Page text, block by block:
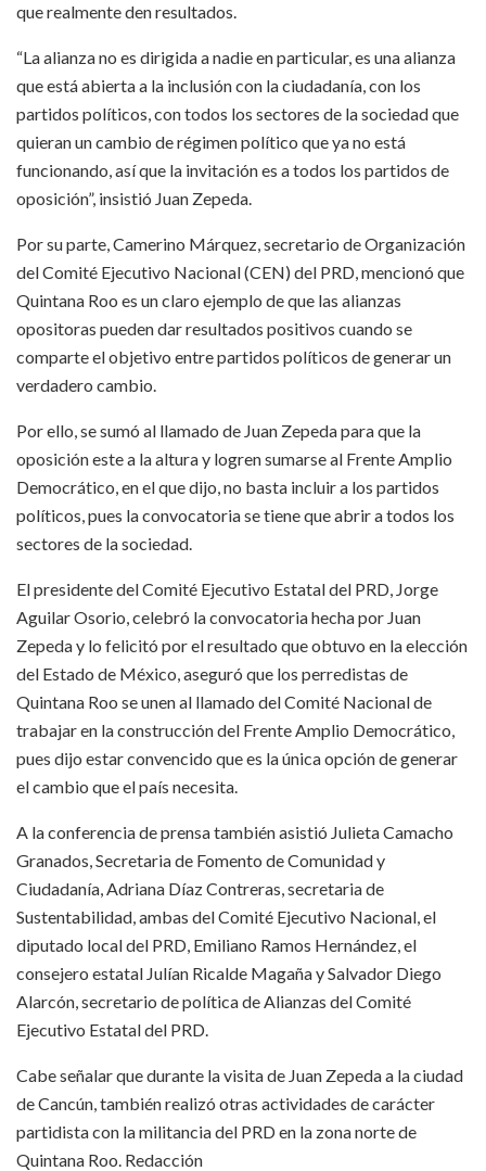
que realmente den resultados.
“La alianza no es dirigida a nadie en particular, es una alianza
que está abierta a la inclusión con la ciudadanía, con los
partidos políticos, con todos los sectores de la sociedad que
quieran un cambio de régimen político que ya no está
funcionando, así que la invitación es a todos los partidos de
oposición”, insistió Juan Zepeda.
Por su parte, Camerino Márquez, secretario de Organización
del Comité Ejecutivo Nacional (CEN) del PRD, mencionó que
Quintana Roo es un claro ejemplo de que las alianzas
opositoras pueden dar resultados positivos cuando se
comparte el objetivo entre partidos políticos de generar un
verdadero cambio.
Por ello, se sumó al llamado de Juan Zepeda para que la
oposición este a la altura y logren sumarse al Frente Amplio
Democrático, en el que dijo, no basta incluir a los partidos
políticos, pues la convocatoria se tiene que abrir a todos los
sectores de la sociedad.
El presidente del Comité Ejecutivo Estatal del PRD, Jorge
Aguilar Osorio, celebró la convocatoria hecha por Juan
Zepeda y lo felicitó por el resultado que obtuvo en la elección
del Estado de México, aseguró que los perredistas de
Quintana Roo se unen al llamado del Comité Nacional de
trabajar en la construcción del Frente Amplio Democrático,
pues dijo estar convencido que es la única opción de generar
el cambio que el país necesita.
A la conferencia de prensa también asistió Julieta Camacho
Granados, Secretaria de Fomento de Comunidad y
Ciudadanía, Adriana Díaz Contreras, secretaria de
Sustentabilidad, ambas del Comité Ejecutivo Nacional, el
diputado local del PRD, Emiliano Ramos Hernández, el
consejero estatal Julían Ricalde Magaña y Salvador Diego
Alarcón, secretario de política de Alianzas del Comité
Ejecutivo Estatal del PRD.
Cabe señalar que durante la visita de Juan Zepeda a la ciudad
de Cancún, también realizó otras actividades de carácter
partidista con la militancia del PRD en la zona norte de
Quintana Roo. Redacción